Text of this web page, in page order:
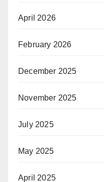
April 2026
February 2026
December 2025
November 2025
July 2025
May 2025
April 2025